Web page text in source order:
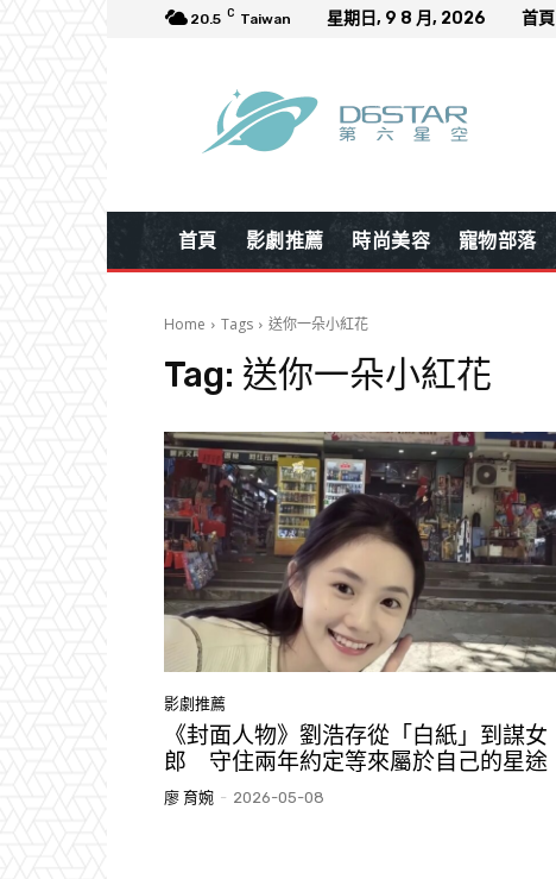
20.5 C Taiwan 星期日, 9 8 月, 2026 首頁
首頁 影劇推薦 時尚美容 寵物部落
Home Tags 送你一朵小紅花
Tag: 送你一朵小紅花
影劇推薦
《封面人物》劉浩存從「白紙」到謀女
郎 守住兩年約定等來屬於自己的星途
廖 育婉 - 2026-05-08